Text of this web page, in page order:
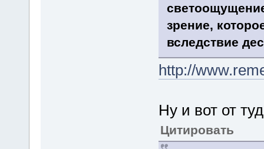
зрение,
вследствие
http://
Ну и вот от
Цитировать